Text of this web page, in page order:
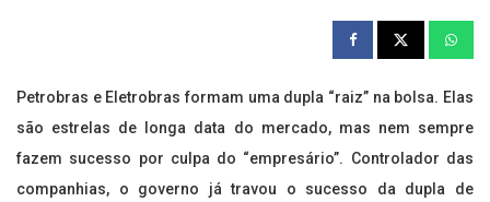
Petrobras e Eletrobras formam uma dupla “raiz” na bolsa. Elas
são estrelas de longa data do mercado, mas nem sempre
fazem sucesso por culpa do “empresário”. Controlador das
companhias, o governo já travou o sucesso da dupla de